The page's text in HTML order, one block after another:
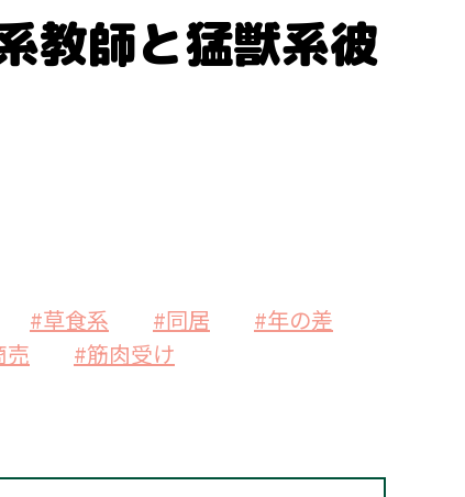
教師と猛獣系彼
#草食系 #同居
#年の差
売
#筋肉受け